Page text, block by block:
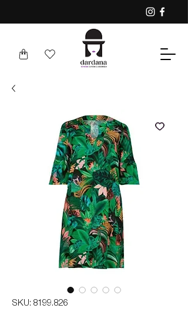
SKU: 8199.826